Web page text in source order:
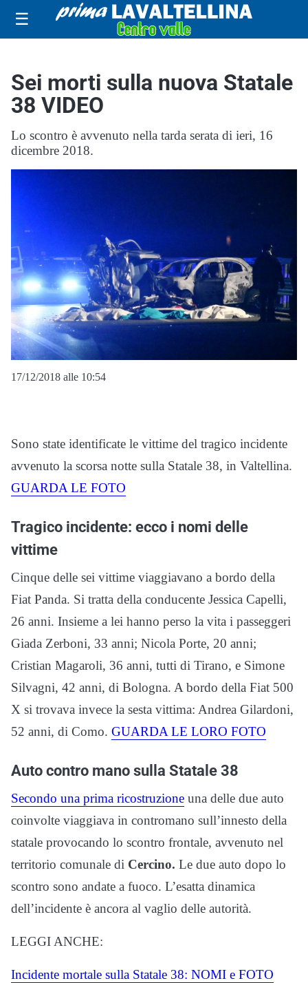
☰
Sei morti sulla nuova Statale
38 VIDEO
Lo scontro è avvenuto nella tarda serata di ieri, 16
dicembre 2018.
17/12/2018 alle 10:54
Sono state identificate le vittime del tragico incidente
avvenuto la scorsa notte sulla Statale 38, in Valtellina.
GUARDA LE FOTO
Tragico incidente: ecco i nomi delle
vittime
Cinque delle sei vittime viaggiavano a bordo della
Fiat Panda. Si tratta della conducente Jessica Capelli,
26 anni. Insieme a lei hanno perso la vita i passeggeri
Giada Zerboni, 33 anni; Nicola Porte, 20 anni;
Cristian Magaroli, 36 anni, tutti di Tirano, e Simone
Silvagni, 42 anni, di Bologna. A bordo della Fiat 500
X si trovava invece la sesta vittima: Andrea Gilardoni,
52 anni, di Como. GUARDA LE LORO FOTO
Auto contro mano sulla Statale 38
Secondo una prima ricostruzione una delle due auto
coinvolte viaggiava in contromano sull’innesto della
statale provocando lo scontro frontale, avvenuto nel
territorio comunale di Cercino. Le due auto dopo lo
scontro sono andate a fuoco. L’esatta dinamica
dell’incidente è ancora al vaglio delle autorità.
LEGGI ANCHE:
Incidente mortale sulla Statale 38: NOMI e FOTO